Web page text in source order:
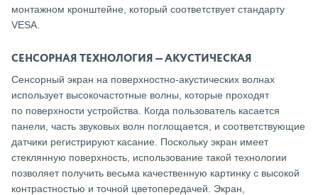
монтажном кронштейне, который соответствует стандарту
VESA.
СЕНСОРНАЯ ТЕХНОЛОГИЯ — АКУСТИЧЕСКАЯ
Сенсорный экран на поверхностно-акустических волнах
использует высокочастотные волны, которые проходят
по поверхности устройства. Когда пользователь касается
панели, часть звуковых волн поглощается, и соответствующие
датчики регистрируют касание. Поскольку экран имеет
стеклянную поверхность, использование такой технологии
позволяет получить весьма качественную картинку с высокой
контрастностью и точной цветопередачей. Экран,